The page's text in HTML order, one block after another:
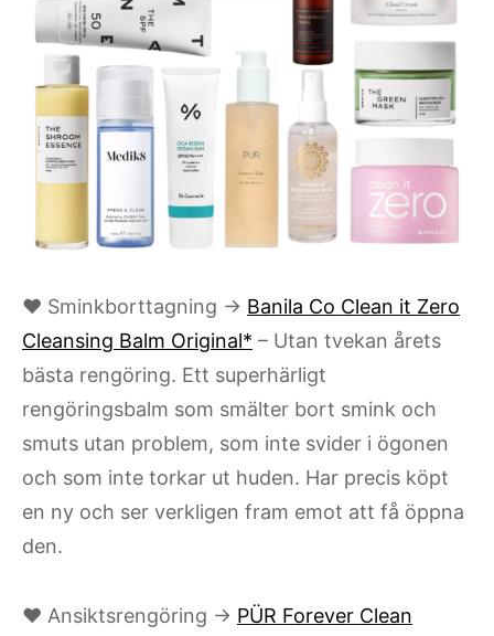
♥ Sminkborttagning → Banila Co Clean it Zero
Cleansing Balm Original* – Utan tvekan årets
bästa rengöring. Ett superhärligt
rengöringsbalm som smälter bort smink och
smuts utan problem, som inte svider i ögonen
och som inte torkar ut huden. Har precis köpt
en ny och ser verkligen fram emot att få öppna
den.
♥ Ansiktsrengöring → PÜR Forever Clean